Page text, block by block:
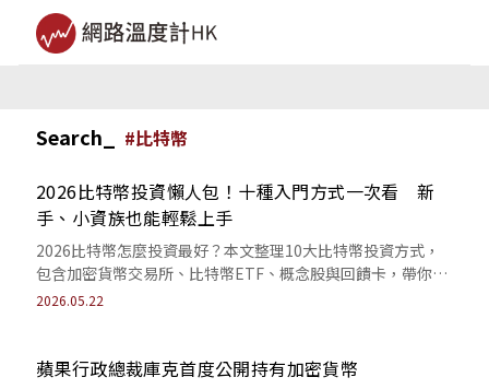
Search_ #比特幣
2026比特幣投資懶人包！十種入門方式一次看 新
手、小資族也能輕鬆上手
2026比特幣怎麼投資最好？本文整理10大比特幣投資方式，
包含加密貨幣交易所、比特幣ETF、概念股與回饋卡，帶你一
次看懂風險、門檻與收益差異。
2026.05.22
蘋果行政總裁庫克首度公開持有加密貨幣